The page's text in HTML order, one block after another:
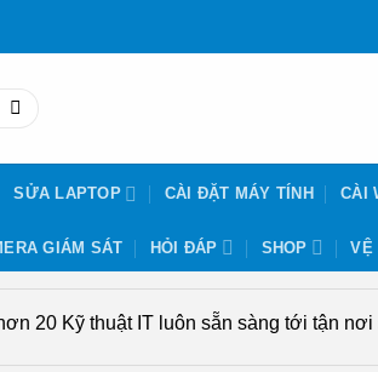
SỬA LAPTOP CÀI ĐẶT MÁY TÍNH CÀI
GIÁM SÁT HỎI ĐÁP SHOP VỆ
20 Kỹ thuật IT luôn sẵn sàng tới tận